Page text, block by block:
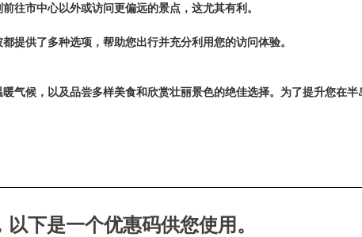
往市中心以外或访问更偏远的景点，这尤其有利。
提供了多种选项，帮助您出行并充分利用您的访问体验。
气候，以及品尝多样美食和欣赏壮丽景色的绝佳选择。为了提升您在
下是一个优惠码供您使用。